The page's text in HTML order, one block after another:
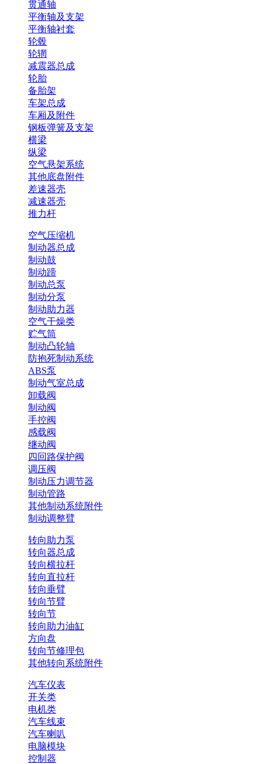
贯通轴
平衡轴及支架
平衡轴衬套
轮毂
轮辋
减震器总成
轮胎
备胎架
车架总成
车厢及附件
钢板弹簧及支架
横梁
纵梁
空气悬架系统
其他底盘附件
差速器壳
减速器壳
推力杆
空气压缩机
制动器总成
制动鼓
制动蹄
制动总泵
制动分泵
制动助力器
空气干燥类
贮气筒
制动凸轮轴
防抱死制动系统
ABS泵
制动气室总成
卸载阀
制动阀
手控阀
感载阀
继动阀
四回路保护阀
调压阀
制动压力调节器
制动管路
其他制动系统附件
制动调整臂
转向助力泵
转向器总成
转向横拉杆
转向直拉杆
转向垂臂
转向节臂
转向节
转向助力油缸
方向盘
转向节修理包
其他转向系统附件
汽车仪表
开关类
电机类
汽车线束
汽车喇叭
电脑模块
控制器